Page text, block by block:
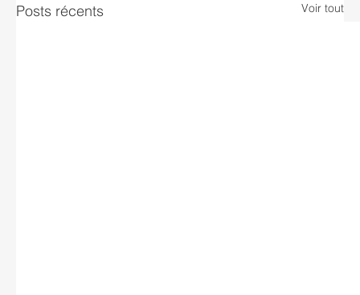
Posts récents Voir tout